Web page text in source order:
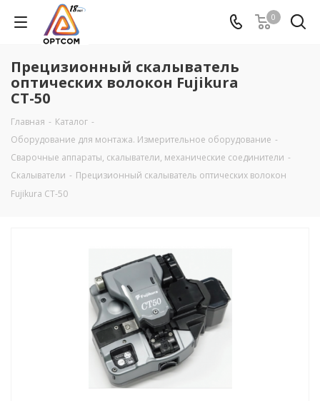
0
Прецизионный cкалыватель
оптических волокон Fujikura
СТ-50
Главная - Каталог -
Оборудование для монтажа. Измерительное оборудование -
Сварочные аппараты, скалыватели, механические соединители -
Скалыватели - Прецизионный cкалыватель оптических волокон
Fujikura СТ-50